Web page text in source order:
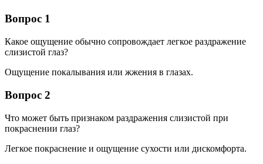
Вопрос 1
Какое ощущение обычно сопровождает легкое раздражение
слизистой глаз?
Ощущение покалывания или жжения в глазах.
Вопрос 2
Что может быть признаком раздражения слизистой при
покраснении глаз?
Легкое покраснение и ощущение сухости или дискомфорта.